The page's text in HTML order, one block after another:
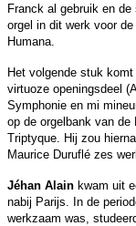
Franck al gebruik en
orgel in dit werk voor
Humana.
Het volgende stuk
virtuoze openingsdeel
Symphonie en mi
op de orgelbank van
Triptyque. Hij zou
Maurice Duruflé zes
Jéhan Alain kwam uit
nabij Parijs. In de
werkzaam was,